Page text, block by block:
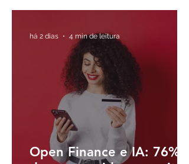
finanças do negócio
Open Finance e IA: 76%
há 2 dias 4 min de leitura